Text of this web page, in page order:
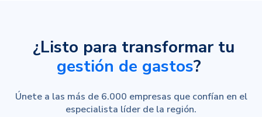
¿Listo para transformar tu
gestión de gastos?
Únete a las más de 6.000 empresas que confían en el
especialista líder de la región.